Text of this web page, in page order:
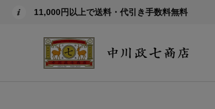
11,000円以上で送料・代引き手数料無料